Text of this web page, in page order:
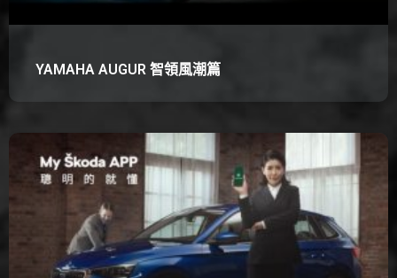
YAMAHA AUGUR 智領風潮篇